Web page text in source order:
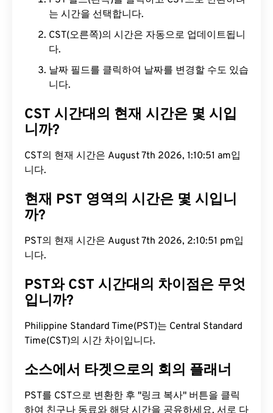
는 시간을 선택합니다.
CST(오른쪽)의 시간은 자동으로 업데이트됩니
다.
날짜 필드를 클릭하여 날짜를 변경할 수도 있습
니다.
CST 시간대의 현재 시간은 몇 시입
니까?
CST의 현재 시간은 August 7th 2026, 1:10:52 am입
니다.
현재 PST 영역의 시간은 몇 시입니
까?
PST의 현재 시간은 August 7th 2026, 2:10:52 pm입
니다.
PST와 CST 시간대의 차이점은 무엇
입니까?
Philippine Standard Time(PST)는 Central Standard
Time(CST)의 시간 차이입니다.
소스에서 타겟으로의 회의 플래너
PST를 CST으로 변환한 후 "링크 복사" 버튼을 클릭
하여 친구나 동료와 해당 시간을 공유하세요. 서로 다